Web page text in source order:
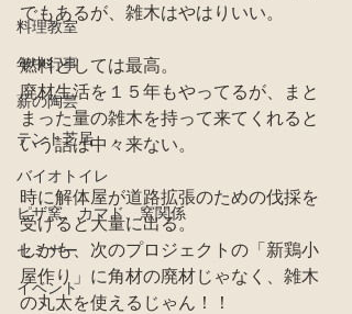
料理教室
年中行事
薪の陶芸
テント芝居
バイオトイレ
ピザ窯、カマド、窯関係
セミナー
イベント
でもあるが、雑木はやはりいい。
燃料としては最高。
廃材生活を１５年もやってるが、まと
まった量の雑木を持って来てくれると
いう話は中々来ない。
時に解体屋が道路拡張のための伐採を
受けると大量に出る。
しかも、次のプロジェクトの「新鶏小
屋作り」に角材の廃材じゃなく、雑木
の丸太を使えるじゃん！！